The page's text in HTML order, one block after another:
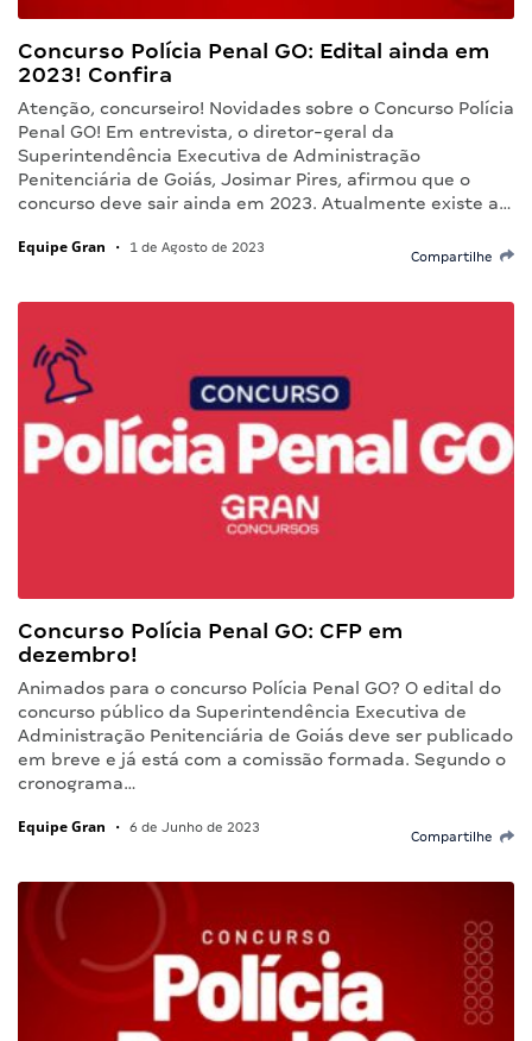
Concurso Polícia Penal GO: Edital ainda em
2023! Confira
Atenção, concurseiro! Novidades sobre o Concurso Polícia
Penal GO! Em entrevista, o diretor-geral da
Superintendência Executiva de Administração
Penitenciária de Goiás, Josimar Pires, afirmou que o
concurso deve sair ainda em 2023. Atualmente existe a…
Equipe Gran • 1 de Agosto de 2023
Compartilhe
Concurso Polícia Penal GO: CFP em
dezembro!
Animados para o concurso Polícia Penal GO? O edital do
concurso público da Superintendência Executiva de
Administração Penitenciária de Goiás deve ser publicado
em breve e já está com a comissão formada. Segundo o
cronograma…
Equipe Gran • 6 de Junho de 2023
Compartilhe